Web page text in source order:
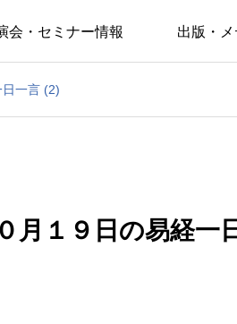
会・セミナー情報 出版・
一言 (2)
月１９日の易経一